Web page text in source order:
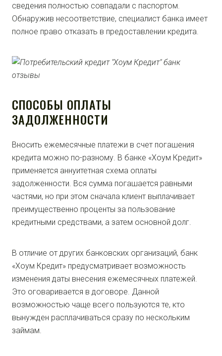
сведения полностью совпадали с паспортом.
Обнаружив несоответствие, специалист банка имеет
полное право отказать в предоставлении кредита.
СПОСОБЫ ОПЛАТЫ
ЗАДОЛЖЕННОСТИ
Вносить ежемесячные платежи в счет погашения
кредита можно по-разному. В банке «Хоум Кредит»
применяется аннуитетная схема оплаты
задолженности. Вся сумма погашается равными
частями, но при этом сначала клиент выплачивает
преимущественно проценты за пользование
кредитными средствами, а затем основной долг.
В отличие от других банковских организаций, банк
«Хоум Кредит» предусматривает возможность
изменения даты внесения ежемесячных платежей.
Это оговаривается в договоре. Данной
возможностью чаще всего пользуются те, кто
вынужден расплачиваться сразу по нескольким
займам.